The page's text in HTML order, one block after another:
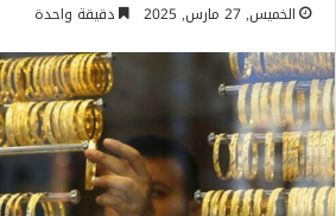
الخميس, 27 مارس, 2025 دقيقة واحدة